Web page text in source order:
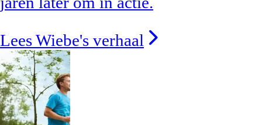
Lees Wiebe's verhaal